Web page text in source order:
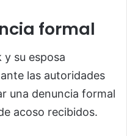
formal
y su esposa
las autoridades
una denuncia formal
acoso recibidos.